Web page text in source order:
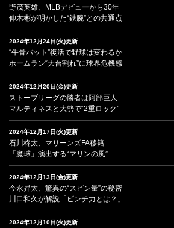
野茂英雄、MLBデビューから30年
仰木彬が明かした“鉄腕”との共通点
2024年12月24日(火)更新
“牛骨バット”復活で野球は変わるか
ホームラン“大台割れ”に球界危機感
2024年12月20日(金)更新
ストーブリーグの勝者は阿部巨人
マルティネスと大勢で“2重ロック”
2024年12月17日(火)更新
石川柊太、マリーンズFA移籍
「魔球」演出する“マリンの風”
2024年12月13日(金)更新
今永昇太、驚異の“スピン量”の秘密
川口和久が解説「ピンチ力とは？」
2024年12月10日(火)更新